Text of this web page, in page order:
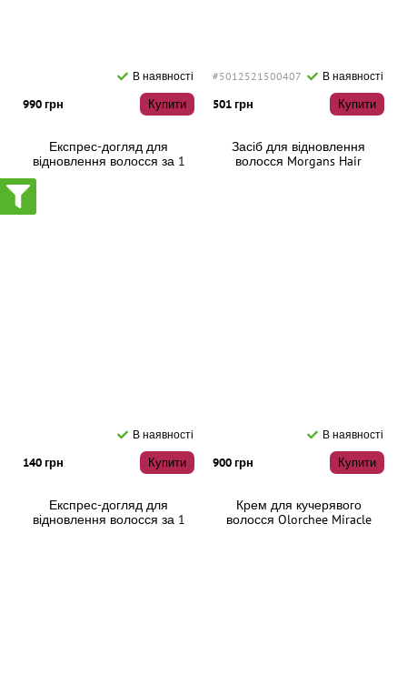
В наявності
990 грн Купити
Експрес-догляд для
відновлення волосся за 1
хвилину Olorchee Recovery
Cream One Minute Repair, 300
#5012521500407 В наявності
501 грн Купити
Засіб для відновлення
волосся Morgans Hair
В наявності
140 грн Купити
Експрес-догляд для
відновлення волосся за 1
В наявності
900 грн Купити
Крем для кучерявого
волосся Olorchee Miracle